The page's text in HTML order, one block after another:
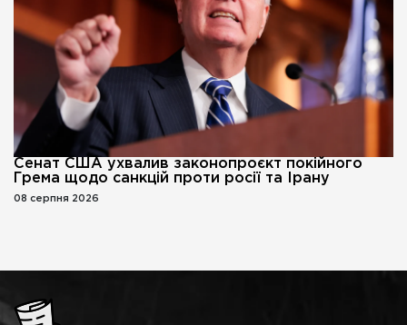
Сенат США ухвалив законопроєкт покійного
Грема щодо санкцій проти росії та Ірану
08 серпня 2026